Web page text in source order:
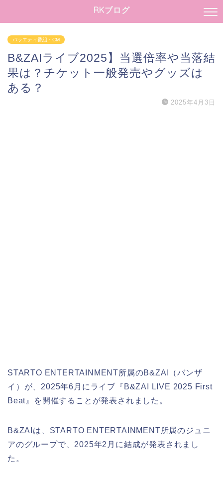
RKブログ
バラエティ番組・CM
B&ZAIライブ2025】当選倍率や当落結
果は？チケット一般発売やグッズは
ある？
2025年4月3日
STARTO ENTERTAINMENT所属のB&ZAI（バンザ
イ）が、2025年6月にライブ『B&ZAI LIVE 2025 First
Beat』を開催することが発表されました。
B&ZAIは、STARTO ENTERTAINMENT所属のジュニ
アのグループで、2025年2月に結成が発表されまし
た。